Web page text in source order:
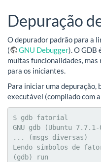
Depuração
O depurador padrão para a
(
GNU Debugger). O GDB
muitas funcionalidades,
para os iniciantes.
Para iniciar uma depuração,
executável (compilado com
$ gdb fatorial
GNU gdb (Ubuntu
... (msgs diversas)
Lendo símbolos de
(gdb) run